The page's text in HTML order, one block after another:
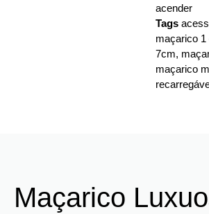
acender
Tags
maçarico
7cm,
maçarico
Maçarico